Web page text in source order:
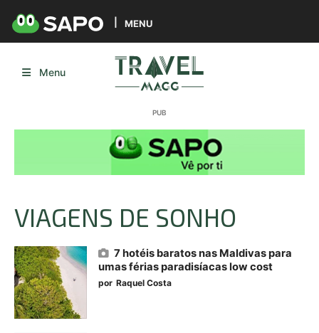
MENU
Menu
VIAGENS DE SONHO
7 hotéis baratos nas Maldivas para
umas férias paradisíacas low cost
por Raquel Costa